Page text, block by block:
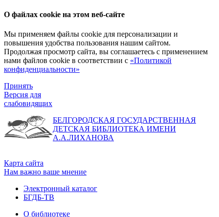
О файлах cookie на этом веб-сайте
Мы применяем файлы cookie для персонализации и
повышения удобства пользования нашим сайтом.
Продолжая просмотр сайта, вы соглашаетесь с применением
нами файлов cookie в соответствии с «Политикой
конфиденциальности»
Принять
Версия для
слабовидящих
БЕЛГОРОДСКАЯ ГОСУДАРСТВЕННАЯ
ДЕТСКАЯ БИБЛИОТЕКА ИМЕНИ
А.А.ЛИХАНОВА
Карта сайта
Нам важно ваше мнение
Электронный каталог
БГДБ-ТВ
О библиотеке